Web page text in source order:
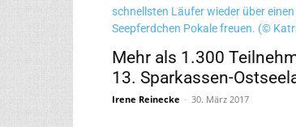
Mehr als 1.300
13. Sparkassen-
Irene Reinecke - 30. März 2017